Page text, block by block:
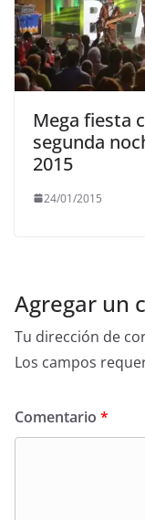
Mega fiesta
segunda
2015
24/01/2015
Agregar un
Tu dirección de
Los campos
Comentario *